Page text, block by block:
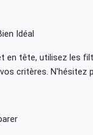
Idéal
en tête, utilisez les
critères. N'hésitez